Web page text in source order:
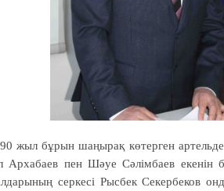
жыл бұрын шаңырақ көтерген
Архабаев пен Шәуе Сәлім­баев екенін
серкесі Рысбек Секербеков